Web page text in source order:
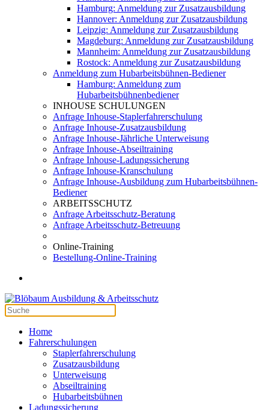
Hamburg: Anmeldung zur Zusatzausbildung
Hannover: Anmeldung zur Zusatzausbildung
Leipzig: Anmeldung zur Zusatzausbildung
Magdeburg: Anmeldung zur Zusatzausbildung
Mannheim: Anmeldung zur Zusatzausbildung
Rostock: Anmeldung zur Zusatzausbildung
Anmeldung zum Hubarbeitsbühnen-Bediener
Hamburg: Anmeldung zum
Hubarbeitsbühnenbediener
INHOUSE SCHULUNGEN
Anfrage Inhouse-Staplerfahrerschulung
Anfrage Inhouse-Zusatzausbildung
Anfrage Inhouse-Jährliche Unterweisung
Anfrage Inhouse-Abseiltraining
Anfrage Inhouse-Ladungssicherung
Anfrage Inhouse-Kranschulung
Anfrage Inhouse-Ausbildung zum Hubarbeitsbühnen-
Bediener
ARBEITSSCHUTZ
Anfrage Arbeitsschutz-Beratung
Anfrage Arbeitsschutz-Betreuung
Online-Training
Bestellung-Online-Training
Home
Fahrerschulungen
Staplerfahrerschulung
Zusatzausbildung
Unterweisung
Abseiltraining
Hubarbeitsbühnen
Ladungssicherung